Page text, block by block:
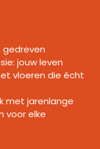
gedreven
jouw leven
vloeren die écht
met jarenlange
voor elke